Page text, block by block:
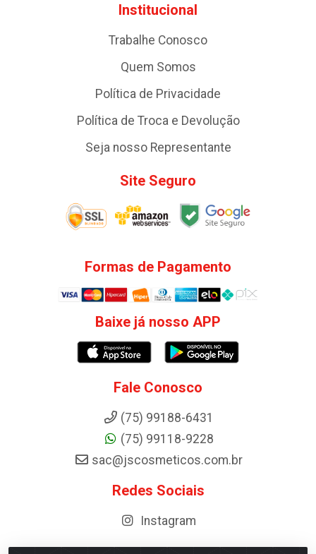
Institucional
Trabalhe Conosco
Quem Somos
Política de Privacidade
Política de Troca e Devolução
Seja nosso Representante
Site Seguro
Formas de Pagamento
Baixe já nosso APP
Fale Conosco
(75) 99188-6431
(75) 99118-9228
sac@jscosmeticos.com.br
Redes Sociais
Instagram